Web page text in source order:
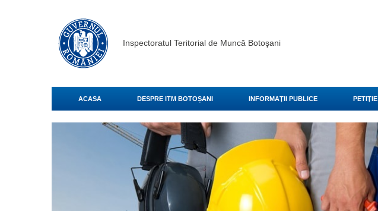
Inspectoratul Teritorial de Muncă Botoşani
ACASA DESPRE ITM BOTOȘANI INFORMAŢII PUBLICE PETIŢIE